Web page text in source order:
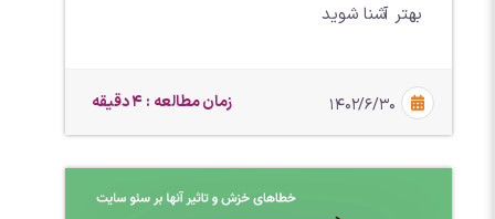
بهتر آشنا شوید
۱۴۰۲/۶/۳۰ زمان مطالعه : 4 دقیقه